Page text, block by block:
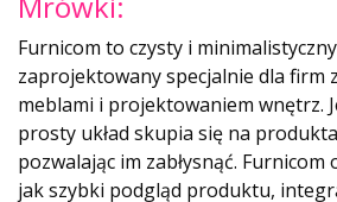
Furnicom to czysty i
zaprojektowany specjalnie dla firm
meblami i projektowaniem wnętrz.
prosty układ skupia się na
pozwalając im zabłysnąć.
jak szybki podgląd produktu,